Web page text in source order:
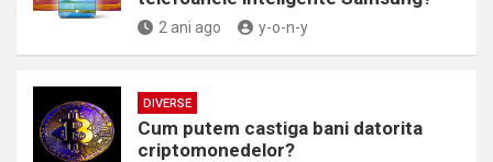
2 ani ago y-o-n-y
DIVERSE
Cum putem castiga bani datorita
criptomonedelor?